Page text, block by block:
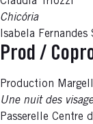
Chicória
Isabela Fernandes
Prod /
Production
Une nuit des
Passerelle Centre